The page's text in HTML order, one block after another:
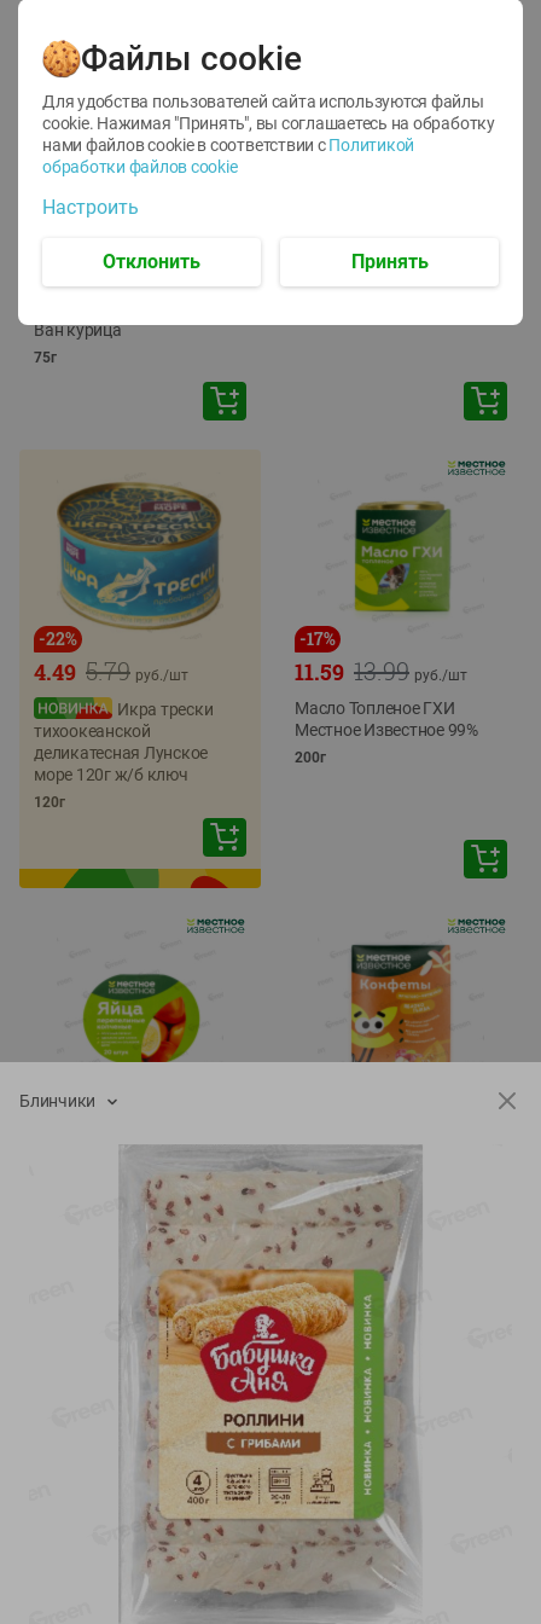
12
1.05 руб./
руб./шт
Корм влаж. для кош. с
Ван курица
75г
ТОФУ Vegetus ТВЕРДЫЙ
-22%
5.79
4.49 руб./шт
Икра трески
тихоокеанской
деликатесная Лунское
море 120г ж/б ключ
120г
-17%
13.99
11.59 руб./шт
Масло Топленое ГХИ
Местное Известное 99%
200г
-13%
копченые Молодецкие
Местное известное 20 шт
упак Солигорска п/ф
Конфеты фруктово-
ягодные Местное
известное яблоко-тыква
Хоба
Показано 1-14 из 78
Показать 15-28 из 78
Каталог товаров
Специально для вас
Блинчики
Файлы cookie
Для удобства пользователей сайта используются файлы
cookie. Нажимая "Принять", вы соглашаетесь на обработку
нами файлов cookie в соответствии с Политикой
обработки файлов cookie
Настроить
Отклонить Принять